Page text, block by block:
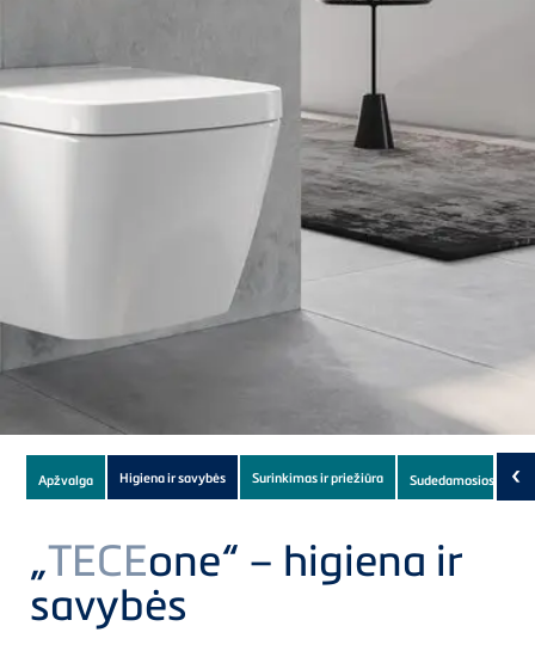
Subnavigation
of
current
Product
Apžvalga Higiena ir savybės Surinkimas ir priežiūra Sudedamosios dalys
‹
„TECEone“ – higiena ir
savybės